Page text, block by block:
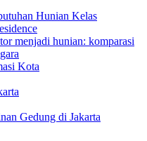
Hunian Kelas
menjadi hunian: komparasi
Kota
Gedung di Jakarta